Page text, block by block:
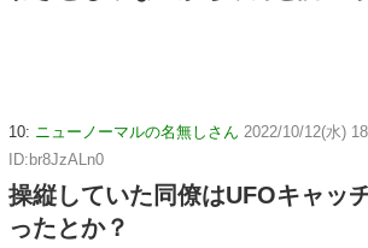
10: ニューノーマルの名無しさん 2022/10/12(水)
ID:br8JzALn0
操縦していた同僚はUFOキャッ
ったとか？